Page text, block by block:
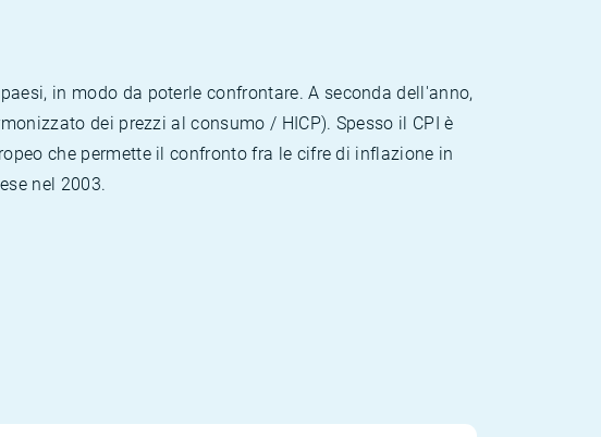
in modo da poterle confrontare. A seconda dell'anno,
dei prezzi al consumo / HICP). Spesso il CPI è
che permette il confronto fra le cifre di inflazione in
nel 2003.